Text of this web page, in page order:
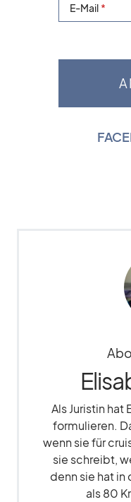
E-Mail
Als Juristin hat
formulieren.
wenn sie für
sie schreibt,
denn sie hat in
als 80